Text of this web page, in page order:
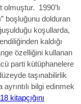
olmuştur. 1990’lı
boşluğunu dolduran
koşullarda,
kaldığı
özelliğini kullanan
parti kütüphanelere
taşınabilirlik
bilgi edinmek
kitapçığını